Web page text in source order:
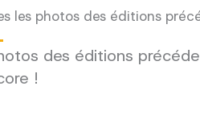
les photos des éditions
des éditions
!